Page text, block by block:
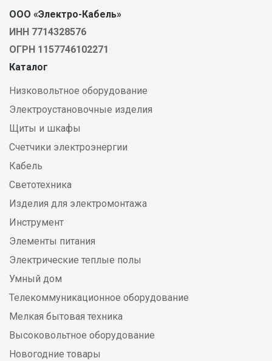
ООО «Электро-Кабель»
ИНН 7714328576
ОГРН 1157746102271
Каталог
Низковольтное оборудование
Электроустановочные изделия
Щиты и шкафы
Счетчики электроэнергии
Кабель
Светотехника
Изделия для электромонтажа
Инструмент
Элементы питания
Электрические теплые полы
Умный дом
Телекоммуникационное оборудование
Мелкая бытовая техника
Высоковольтное оборудование
Новогодние товары